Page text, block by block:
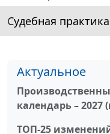
Судебная практика
Актуальное
календарь – 2027
ТОП-25